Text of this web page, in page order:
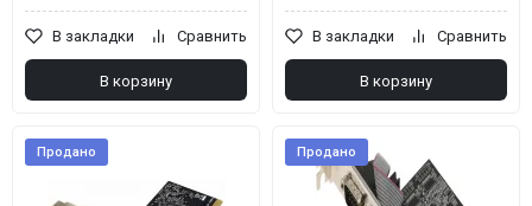
В закладки Сравнить
В корзину
В закладки Сравнить
В корзину
Продано Продано